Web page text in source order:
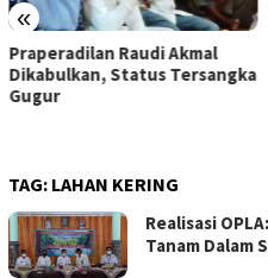
«
Praperadilan Raudi Akmal
Dikabulkan, Status Tersangka
Gugur
TAG: LAHAN KERING
Realisasi
Tanam Dalam